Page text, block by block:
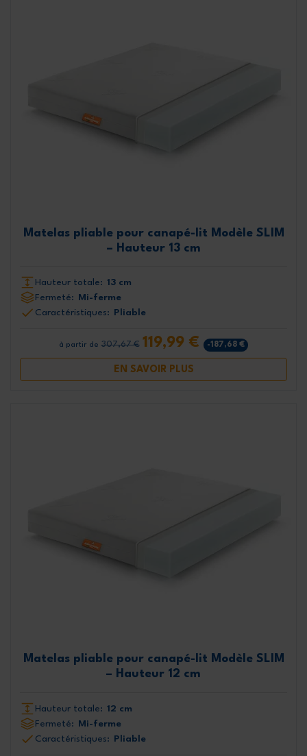
Matelas pliable pour canapé-lit Modèle SLIM
– Hauteur 13 cm
Hauteur totale: 13 cm
Fermeté:
Mi-ferme
Caractéristiques:
Pliable
à partir de 307,67 € 119,99 € -187,68 €
EN SAVOIR PLUS
Matelas pliable pour canapé-lit Modèle SLIM
– Hauteur 12 cm
Hauteur totale: 12 cm
Fermeté:
Mi-ferme
Caractéristiques:
Pliable